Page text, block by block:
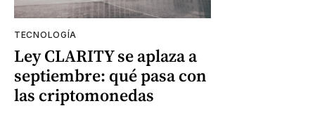
TECNOLOGÍA
Ley CLARITY se aplaza a
septiembre: qué pasa con
las criptomonedas